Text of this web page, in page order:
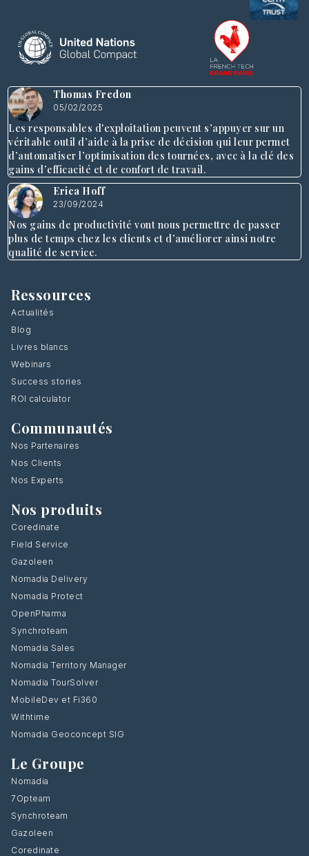
Thomas Fredon
05/02/2025
Les responsables d'exploitation peuvent s’appuyer sur un
véritable outil d’aide à la prise de décision qui leur permet
d’automatiser l’optimisation des tournées, avec à la clé des
gains d’efficacité et de confort de travail.
Erica Hoff
23/09/2024
Nos gains de productivité vont nous permettre de passer
plus de temps chez les clients et d’améliorer ainsi notre
qualité de service.
Ressources
Actualités
Blog
Livres blancs
Webinars
Success stories
ROI calculator
Communautés
Nos Partenaires
Nos Clients
Nos Experts
Nos produits
Coredinate
Field Service
Gazoleen
Nomadia Delivery
Nomadia Protect
OpenPharma
Synchroteam
Nomadia Sales
Nomadia Territory Manager
Nomadia TourSolver
MobileDev et Fi360
Withtime
Nomadia Geoconcept SIG
Le Groupe
Nomadia
7Opteam
Synchroteam
Gazoleen
Coredinate